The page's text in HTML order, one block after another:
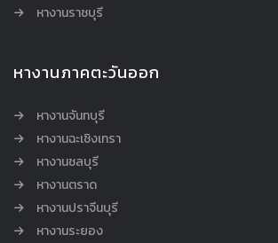
หางานราชบุรี
หางานภาคตะวันออก
หางานจันทบุรี
หางานฉะเชิงเทรา
หางานชลบุรี
หางานตราด
หางานปราจีนบุรี
หางานระยอง